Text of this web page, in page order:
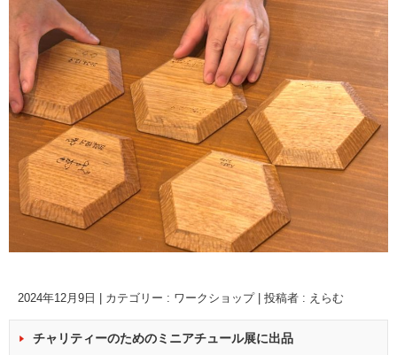
2024年12月9日 カテゴリー : ワークショップ 投稿者 : えらむ
チャリティーのためのミニアチュール展に出品